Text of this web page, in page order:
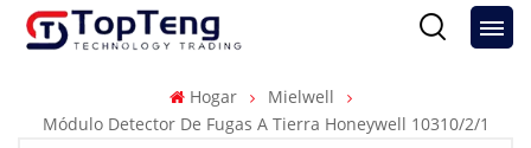
Hogar
Mielwell
Módulo Detector De Fugas A Tierra Honeywell 10310/2/1